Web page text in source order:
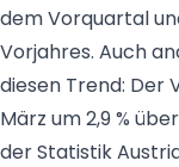
dem Vorquartal
Vorjahres. Auch
diesen Trend: Der
März um 2,9 %
der Statistik